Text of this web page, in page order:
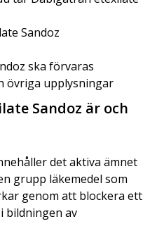
Sandoz
ska förvaras
övriga upplysningar
Sandoz är och
det aktiva ämnet
grupp läkemedel som
genom att blockera ett
bildningen av